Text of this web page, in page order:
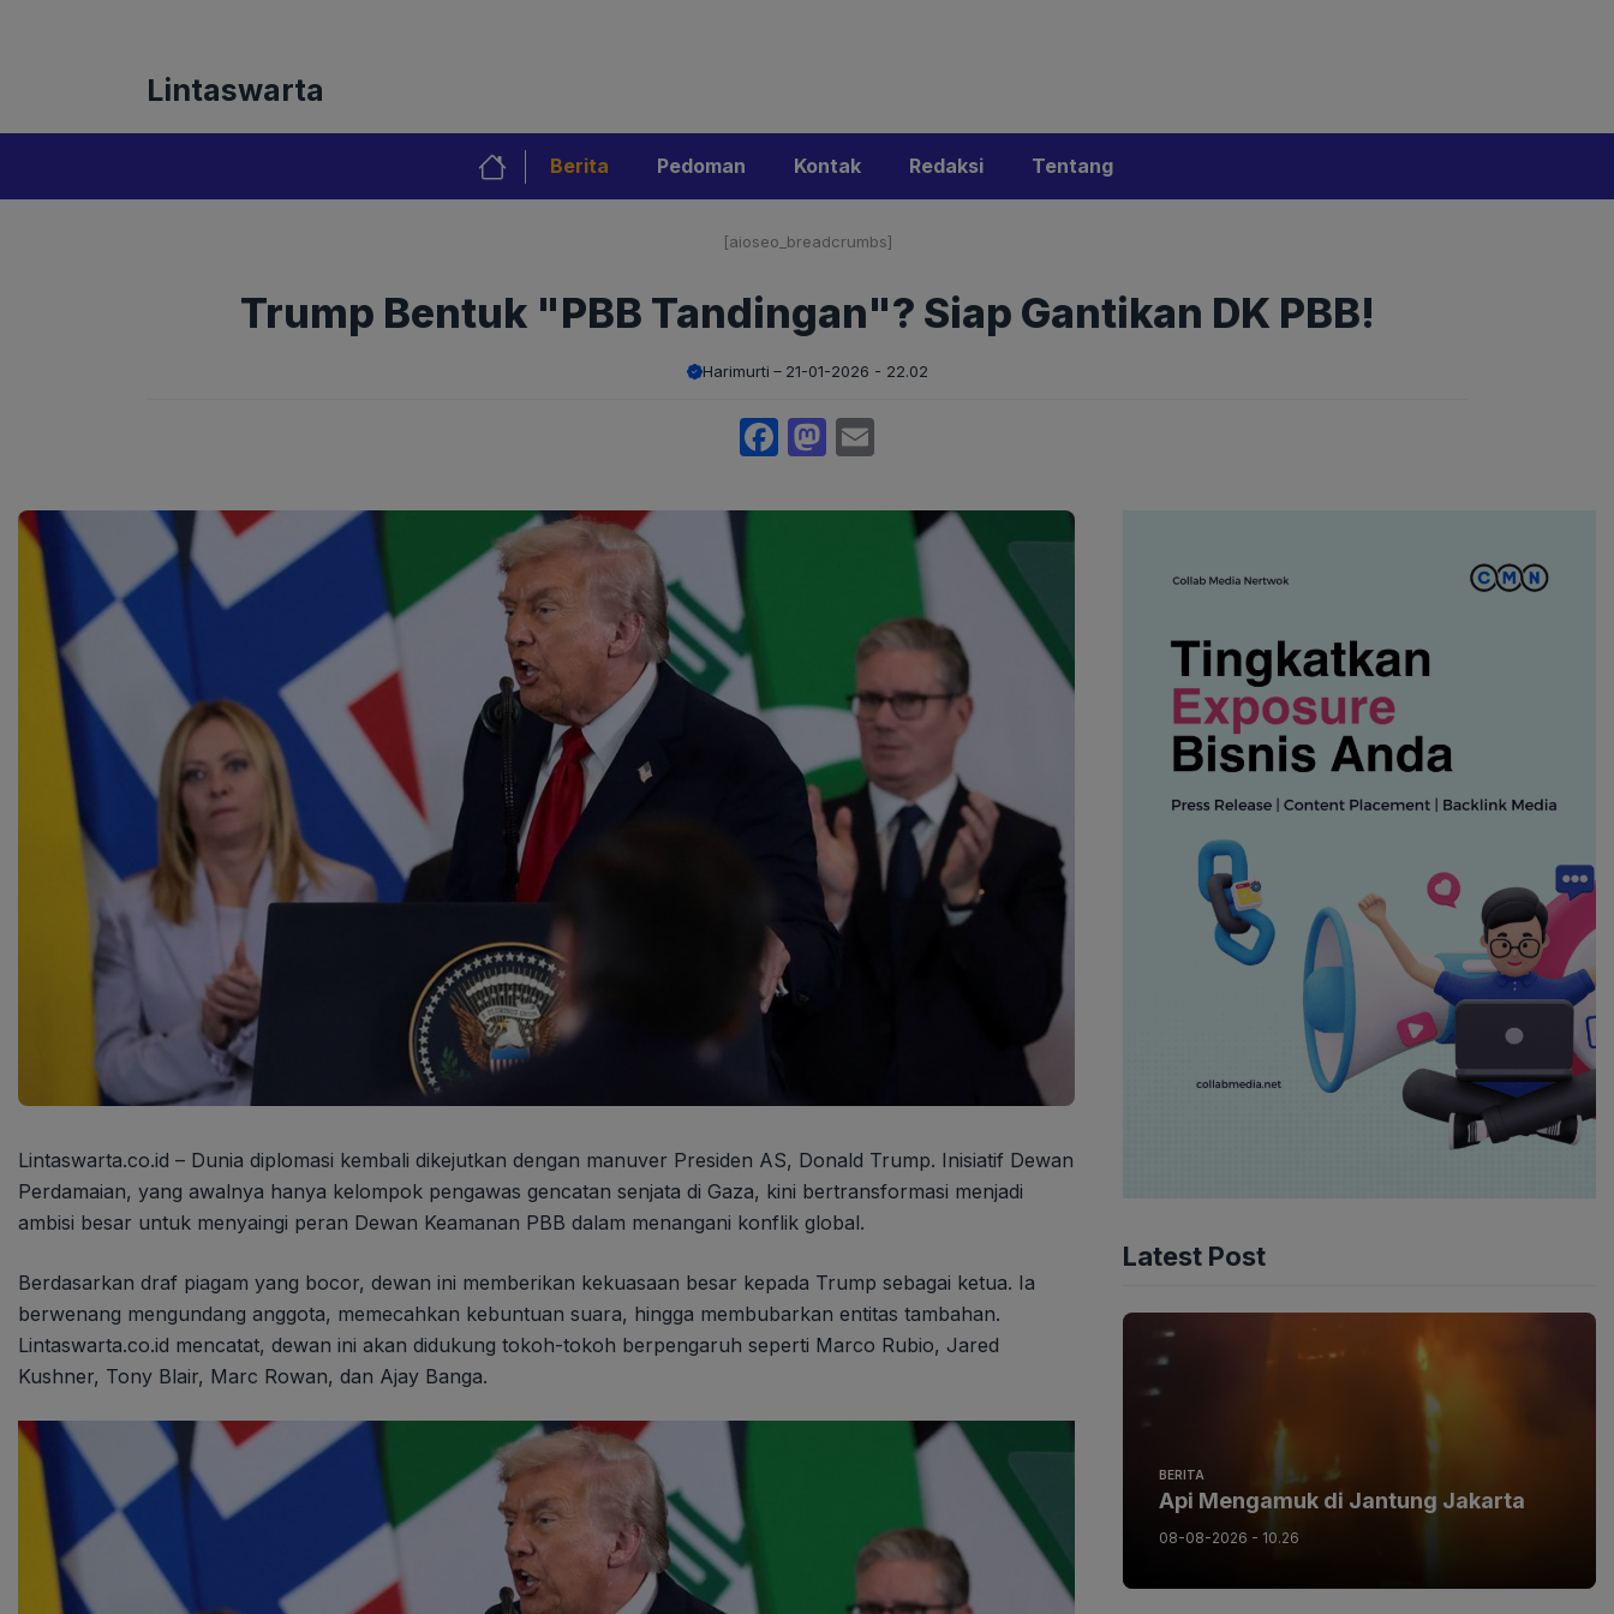
Lintaswarta
Berita Pedoman Kontak Redaksi Tentang
[aioseo_breadcrumbs]
Trump Bentuk "PBB Tandingan"? Siap Gantikan DK PBB!
Harimurti 21-01-2026 - 22.02
Facebook
Mastodon
Lintaswarta.co.id – Dunia diplomasi kembali dikejutkan dengan manuver Presiden AS, Donald Trump. Inisiatif Dewan
Perdamaian, yang awalnya hanya kelompok pengawas gencatan senjata di Gaza, kini bertransformasi menjadi
ambisi besar untuk menyaingi peran Dewan Keamanan PBB dalam menangani konflik global.
Berdasarkan draf piagam yang bocor, dewan ini memberikan kekuasaan besar kepada Trump sebagai ketua. Ia
berwenang mengundang anggota, memecahkan kebuntuan suara, hingga membubarkan entitas tambahan.
Lintaswarta.co.id mencatat, dewan ini akan didukung tokoh-tokoh berpengaruh seperti Marco Rubio, Jared
Kushner, Tony Blair, Marc Rowan, dan Ajay Banga.
Latest Post
BERITA
Api Mengamuk di Jantung Jakarta
08-08-2026 - 10.26